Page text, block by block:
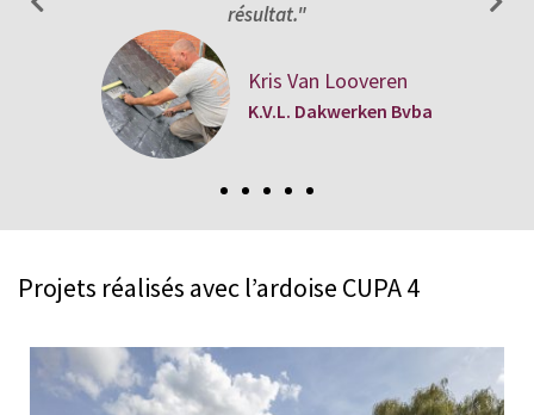
résultat."
Kris Van Looveren
K.V.L. Dakwerken Bvba
Projets réalisés avec l’ardoise CUPA 4